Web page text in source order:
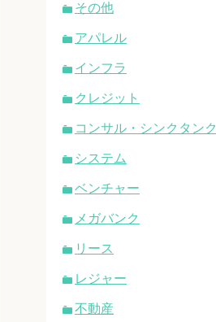
その他
アパレル
インフラ
クレジット
コンサル・シンクタンク
システム
ベンチャー
メガバンク
リース
レジャー
不動産